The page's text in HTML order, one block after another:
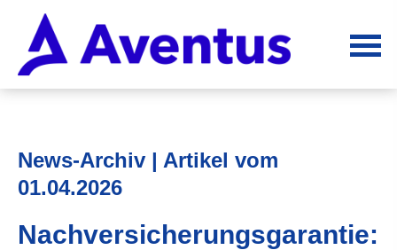
News-Archiv | Artikel vom
01.04.2026
Nachversicher­ungsgarantie: